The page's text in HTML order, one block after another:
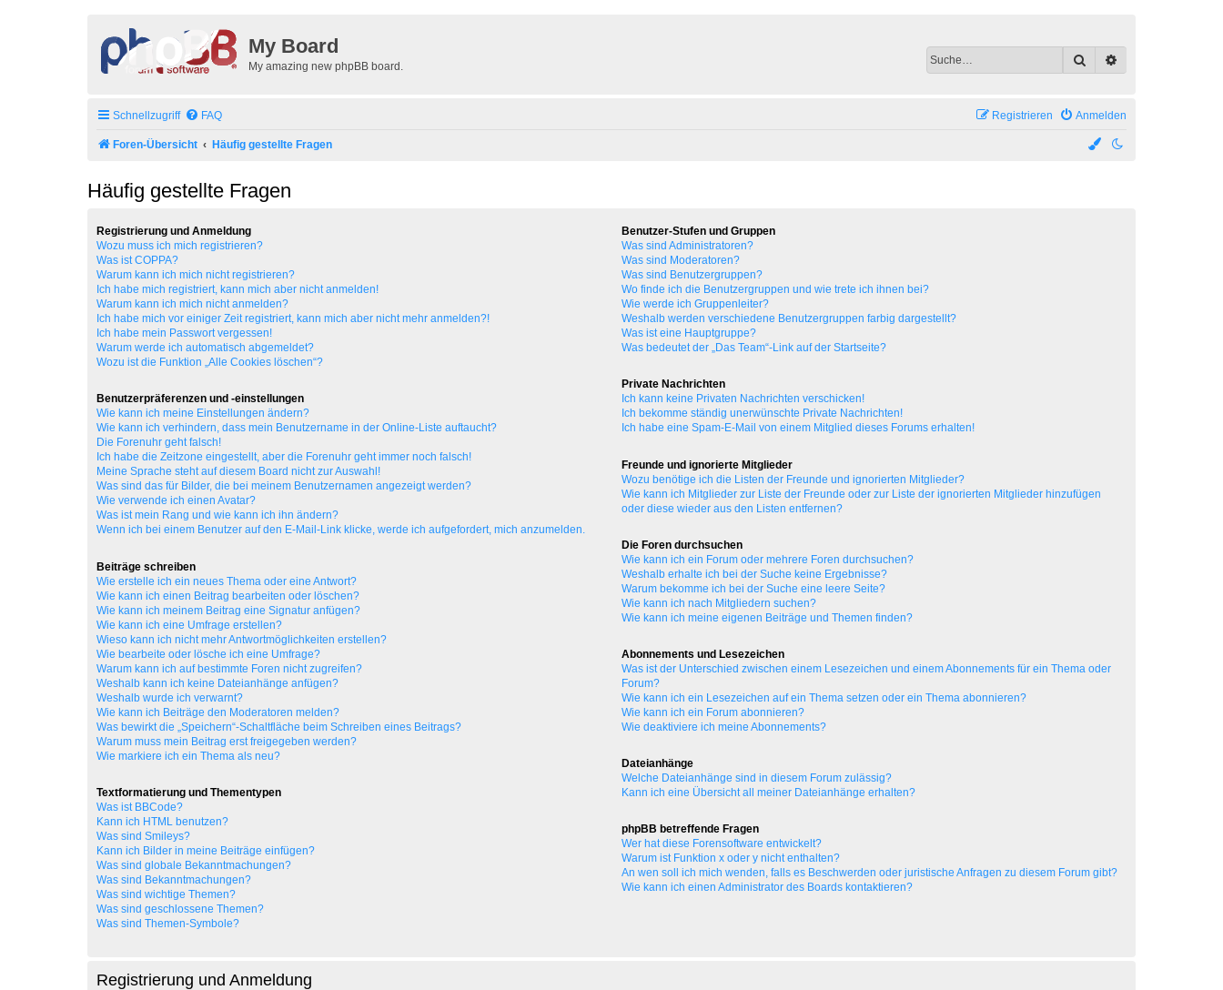
My Board
My amazing new phpBB board. Suche
Schnellzugriff FAQ Anmelden
Registrieren
Foren-Übersicht Häufig gestellte Fragen
Häufig gestellte Fragen
Registrierung und Anmeldung
Wozu muss ich mich registrieren?
Was ist COPPA?
Warum kann ich mich nicht registrieren?
Ich habe mich registriert, kann mich aber nicht anmelden!
Warum kann ich mich nicht anmelden?
Ich habe mich vor einiger Zeit registriert, kann mich aber nicht mehr anmelden?!
Ich habe mein Passwort vergessen!
Warum werde ich automatisch abgemeldet?
Wozu ist die Funktion „Alle Cookies löschen“?
Benutzerpräferenzen und -einstellungen
Wie kann ich meine Einstellungen ändern?
Wie kann ich verhindern, dass mein Benutzername in der Online-Liste auftaucht?
Die Forenuhr geht falsch!
Ich habe die Zeitzone eingestellt, aber die Forenuhr geht immer noch falsch!
Meine Sprache steht auf diesem Board nicht zur Auswahl!
Was sind das für Bilder, die bei meinem Benutzernamen angezeigt werden?
Wie verwende ich einen Avatar?
Was ist mein Rang und wie kann ich ihn ändern?
Wenn ich bei einem Benutzer auf den E-Mail-Link klicke, werde ich aufgefordert, mich anzumelden.
Beiträge schreiben
Wie erstelle ich ein neues Thema oder eine Antwort?
Wie kann ich einen Beitrag bearbeiten oder löschen?
Wie kann ich meinem Beitrag eine Signatur anfügen?
Wie kann ich eine Umfrage erstellen?
Wieso kann ich nicht mehr Antwortmöglichkeiten erstellen?
Wie bearbeite oder lösche ich eine Umfrage?
Warum kann ich auf bestimmte Foren nicht zugreifen?
Weshalb kann ich keine Dateianhänge anfügen?
Weshalb wurde ich verwarnt?
Wie kann ich Beiträge den Moderatoren melden?
Was bewirkt die „Speichern“-Schaltfläche beim Schreiben eines Beitrags?
Warum muss mein Beitrag erst freigegeben werden?
Wie markiere ich ein Thema als neu?
Textformatierung und Thementypen
Was ist BBCode?
Kann ich HTML benutzen?
Was sind Smileys?
Kann ich Bilder in meine Beiträge einfügen?
Was sind globale Bekanntmachungen?
Was sind Bekanntmachungen?
Was sind wichtige Themen?
Was sind geschlossene Themen?
Was sind Themen-Symbole?
Benutzer-Stufen und Gruppen
Was sind Administratoren?
Was sind Moderatoren?
Was sind Benutzergruppen?
Wo finde ich die Benutzergruppen und wie trete ich ihnen bei?
Wie werde ich Gruppenleiter?
Weshalb werden verschiedene Benutzergruppen farbig dargestellt?
Was ist eine Hauptgruppe?
Was bedeutet der „Das Team“-Link auf der Startseite?
Private Nachrichten
Ich kann keine Privaten Nachrichten verschicken!
Ich bekomme ständig unerwünschte Private Nachrichten!
Ich habe eine Spam-E-Mail von einem Mitglied dieses Forums erhalten!
Freunde und ignorierte Mitglieder
Wozu benötige ich die Listen der Freunde und ignorierten Mitglieder?
Wie kann ich Mitglieder zur Liste der Freunde oder zur Liste der ignorierten Mitglieder hinzufügen
oder diese wieder aus den Listen entfernen?
Die Foren durchsuchen
Wie kann ich ein Forum oder mehrere Foren durchsuchen?
Weshalb erhalte ich bei der Suche keine Ergebnisse?
Warum bekomme ich bei der Suche eine leere Seite?
Wie kann ich nach Mitgliedern suchen?
Wie kann ich meine eigenen Beiträge und Themen finden?
Abonnements und Lesezeichen
Was ist der Unterschied zwischen einem Lesezeichen und einem Abonnements für ein Thema oder
Forum?
Wie kann ich ein Lesezeichen auf ein Thema setzen oder ein Thema abonnieren?
Wie kann ich ein Forum abonnieren?
Wie deaktiviere ich meine Abonnements?
Dateianhänge
Welche Dateianhänge sind in diesem Forum zulässig?
Kann ich eine Übersicht all meiner Dateianhänge erhalten?
phpBB betreffende Fragen
Wer hat diese Forensoftware entwickelt?
Warum ist Funktion x oder y nicht enthalten?
An wen soll ich mich wenden, falls es Beschwerden oder juristische Anfragen zu diesem Forum gibt?
Wie kann ich einen Administrator des Boards kontaktieren?
Registrierung und Anmeldung